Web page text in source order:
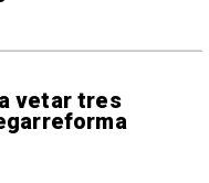
vetar tres